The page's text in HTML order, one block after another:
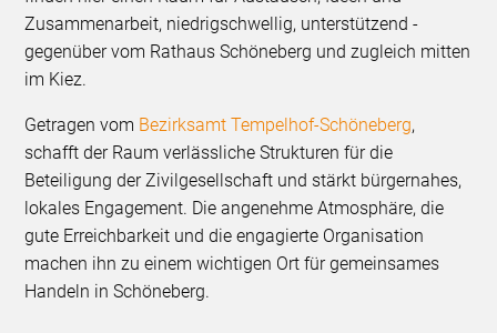
Zusammenarbeit, niedrigschwellig, unterstützend -
gegenüber vom Rathaus Schöneberg und zugleich mitten
im Kiez.
Getragen vom Bezirksamt Tempelhof-Schöneberg,
schafft der Raum verlässliche Strukturen für die
Beteiligung der Zivilgesellschaft und stärkt bürgernahes,
lokales Engagement. Die angenehme Atmosphäre, die
gute Erreichbarkeit und die engagierte Organisation
machen ihn zu einem wichtigen Ort für gemeinsames
Handeln in Schöneberg.